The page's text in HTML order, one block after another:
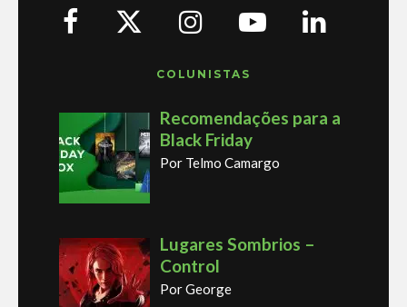
COLUNISTAS
Recomendações para a
Black Friday
Por Telmo Camargo
Lugares Sombrios –
Control
Por George